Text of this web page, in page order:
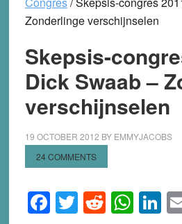
Zonderlinge verschijnselen
Skepsis-
Dick Swaab –
verschijnselen
19 OCTOBER 2012 BY EMMYJACOBS
24 COMMENTS
Facebook
Twitter
Reddit